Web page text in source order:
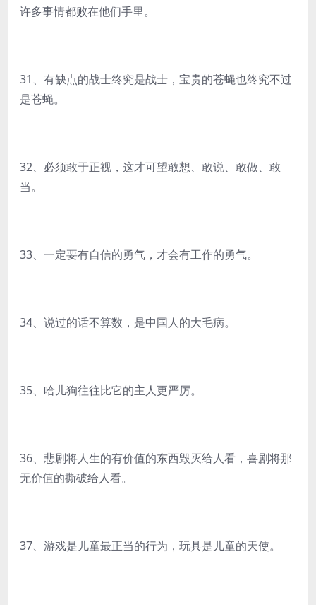
许多事情都败在他们手里。
31、有缺点的战士终究是战士，宝贵的苍蝇也终究不过
是苍蝇。
32、必须敢于正视，这才可望敢想、敢说、敢做、敢
当。
33、一定要有自信的勇气，才会有工作的勇气。
34、说过的话不算数，是中国人的大毛病。
35、哈儿狗往往比它的主人更严厉。
36、悲剧将人生的有价值的东西毁灭给人看，喜剧将那
无价值的撕破给人看。
37、游戏是儿童最正当的行为，玩具是儿童的天使。